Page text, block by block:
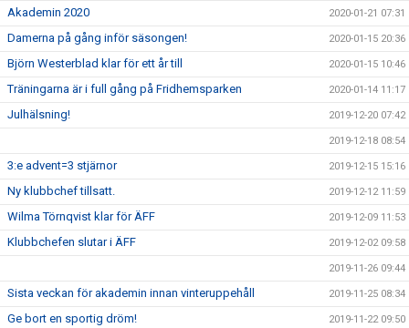
Akademin 2020 2020-01-21 07:31
Damerna på gång inför säsongen! 2020-01-15 20:36
Björn Westerblad klar för ett år till 2020-01-15 10:46
Träningarna är i full gång på Fridhemsparken 2020-01-14 11:17
Julhälsning! 2019-12-20 07:42
2019-12-18 08:54
3:e advent=3 stjärnor 2019-12-15 15:16
Ny klubbchef tillsatt. 2019-12-12 11:59
Wilma Törnqvist klar för ÄFF 2019-12-09 11:53
Klubbchefen slutar i ÄFF 2019-12-02 09:58
2019-11-26 09:44
Sista veckan för akademin innan vinteruppehåll 2019-11-25 08:34
Ge bort en sportig dröm! 2019-11-22 09:50